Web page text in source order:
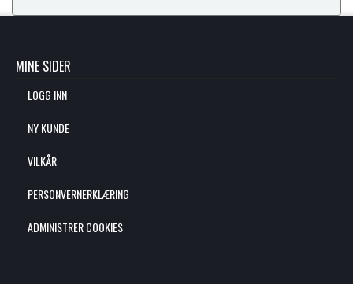
MINE SIDER
LOGG INN
NY KUNDE
VILKÅR
PERSONVERNERKLÆRING
ADMINISTRER COOKIES